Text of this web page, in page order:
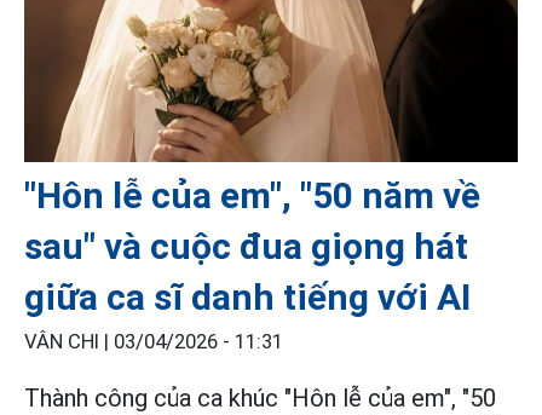
"Hôn lễ của em", "50 năm về
sau" và cuộc đua giọng hát
giữa ca sĩ danh tiếng với AI
VÂN CHI | 03/04/2026 - 11:31
Thành công của ca khúc "Hôn lễ của em", "50